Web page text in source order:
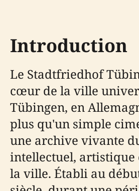
Introduction
Le Stadtfriedhof
cœur de la ville
Tübingen, en
plus qu'un simple
une archive vivante
intellectuel, artistique
la ville. Établi au